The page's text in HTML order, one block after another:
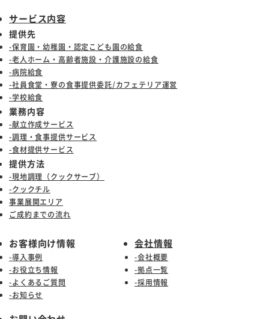
サービス内容
提供先
-保育園・幼稚園・認定こども園の給食
-老人ホーム・高齢者施設・介護施設の給食
-病院給食
-社員食堂・寮の食事提供委託/カフェテリア運営
-学校給食
業務内容
-献立作成サービス
-調理・食事提供サービス
-食材提供サービス
提供方法
-現地調理（クックサーブ）
-クックチル
事業展開エリア
ご成約までの流れ
お客様向け情報
-導入事例
-お役立ち情報
-よくあるご質問
-お知らせ
会社情報
-会社概要
-拠点一覧
-採用情報